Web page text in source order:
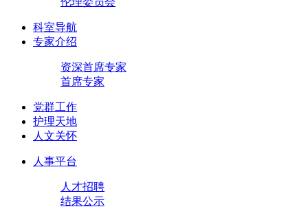
科室导航
专家介绍
资深首席专家
首席专家
党群工作
护理天地
人文关怀
人事平台
人才招聘
结果公示